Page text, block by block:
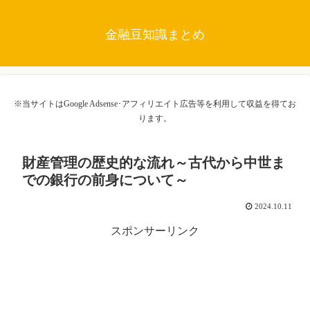
金融豆知識まとめ
※当サイトはGoogle Adsense･アフィリエイト広告等を利用して収益を得てお
ります。
財産管理の歴史的な流れ～古代から中世ま
での銀行の前身について～
2024.10.11
スポンサーリンク